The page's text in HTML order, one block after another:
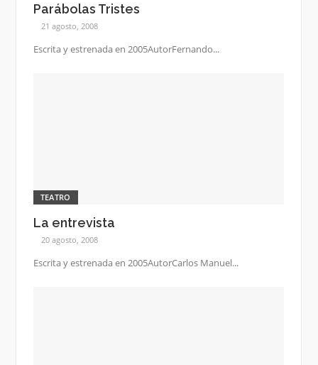
Parábolas Tristes
21 agosto, 2008
Escrita y estrenada en 2005AutorFernando...
TEATRO
La entrevista
20 agosto, 2008
Escrita y estrenada en 2005AutorCarlos Manuel...